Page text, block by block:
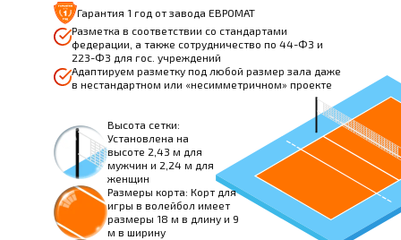
Разметка в соответствии со стандартами
федерации, а также сотрудничество по 44-ФЗ и
223-ФЗ для гос. учреждений
Гарантия 1 год от завода ЕВРОМАТ
Адаптируем разметку под любой размер зала даже
в нестандартном или «несимметричном» проекте
Высота сетки:
Установлена на
высоте 2,43 м для
мужчин и 2,24 м для
женщин
Размеры корта: Корт для
игры в волейбол имеет
размеры 18 м в длину и 9
м в ширину